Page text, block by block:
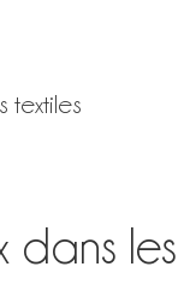
textiles
dans les